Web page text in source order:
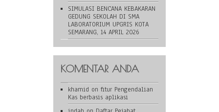
SIMULASI BENCANA KEBAKARAN
GEDUNG SEKOLAH DI SMA
LABORATORIUM UPGRIS KOTA
SEMARANG, 14 APRIL 2026
KOMENTAR ANDA
khamid on fitur Pengendalian
Kas berbasis aplikasi